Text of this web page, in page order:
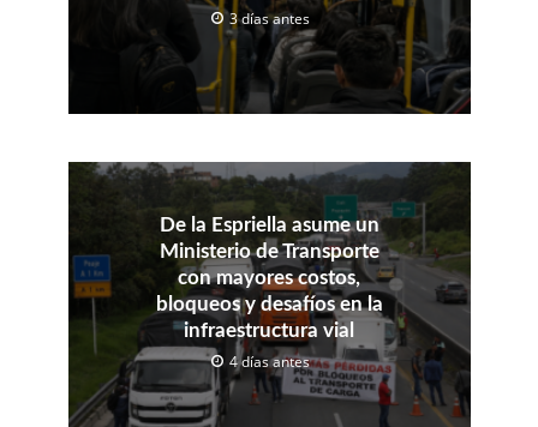
3 días antes
De la Espriella asume un
Ministerio de Transporte
con mayores costos,
bloqueos y desafíos en la
infraestructura vial
4 días antes